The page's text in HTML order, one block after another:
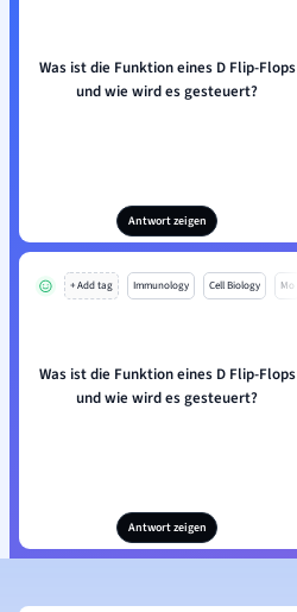
Was ist die Funktion eines D Flip-Flops
und wie wird es gesteuert?
Antwort zeigen
+ Add tag Immunology Cell Biology Mo
Was ist die Funktion eines D Flip-Flops
und wie wird es gesteuert?
Antwort zeigen